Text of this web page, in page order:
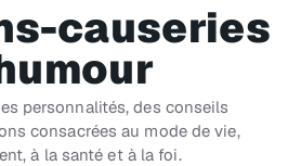
causeries
personnalités, des conseils
consacrées au mode de vie,
à la santé et à la foi.